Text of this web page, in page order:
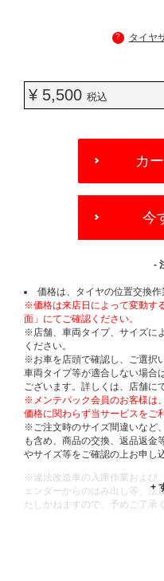
? タイヤ
¥ 5,500 税込
OPTIONS
カ
今
-
価格は、タイヤの位置交換作
※価格は来店日によって変動す
面」にてご確認ください。
※店舗、車両タイプ、サイズに
ください。
※お車を店頭で確認し、ご選択
車両タイプ等が適合しない場合
ございます。詳しくは、店舗に
※メンテパック会員のお客様は
価格に関わらず当サービスをご
※ご注文時のサイズ間違いなど
も含め、商品の交換、返品返金
やサイズ等をご確認の上お申し
※違法改造車の入庫作業および
ェンダーからのはみ出し等、法
たしかねますので、予めご了承